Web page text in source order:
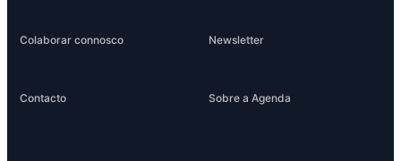
Colaborar connosco Newsletter
Contacto Sobre a Agenda